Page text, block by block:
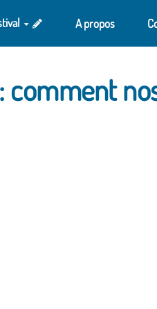
A propos
comment